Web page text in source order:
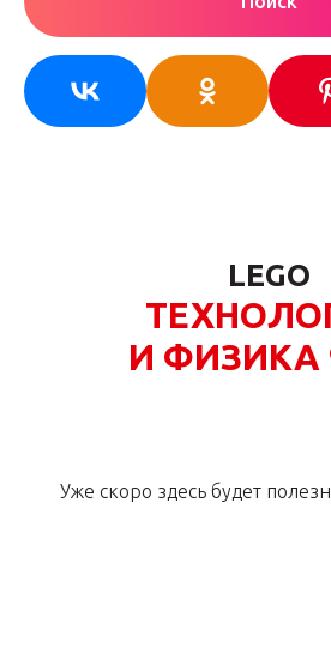
LEGO
И ФИЗИКА
Уже скоро здесь будет